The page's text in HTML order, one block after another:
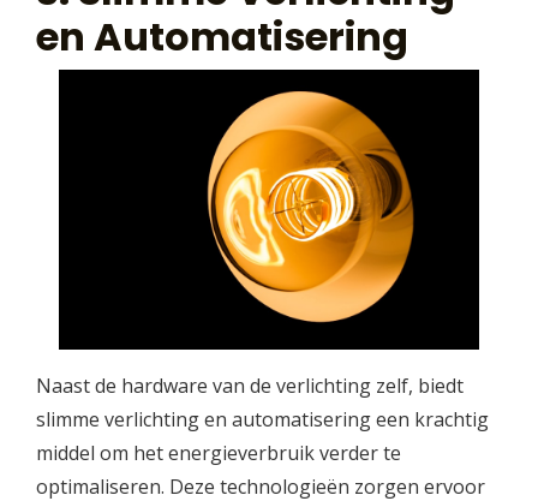
en Automatisering
Naast de hardware van de verlichting zelf, biedt
slimme verlichting en automatisering een krachtig
middel om het energieverbruik verder te
optimaliseren. Deze technologieën zorgen ervoor